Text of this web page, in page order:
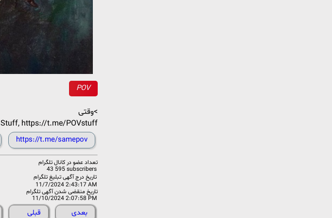
POV
وقتی<
Stuff, https://t.me/POVstuff
https://t.me/samepov
تعداد عضو در کانال تلگرام
43 595 subscribers
تاریخ درج آگهی تبلیغ تلگرام
11/7/2024 2:43:17 AM
تاریخ منقضی شدن آگهی تلگرام
11/10/2024 2:07:58 PM
قبلی بعدی